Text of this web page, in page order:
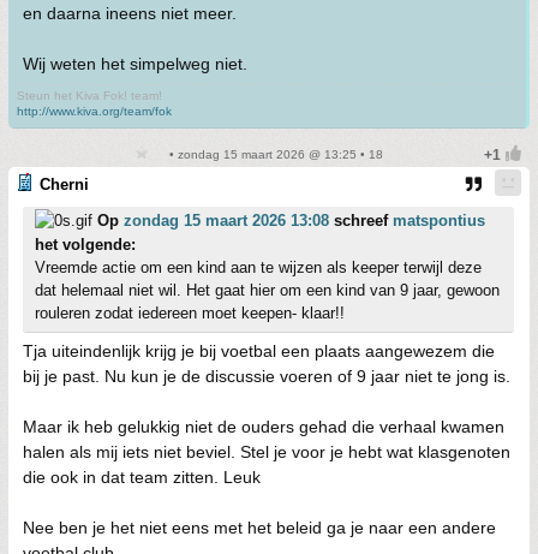
en daarna ineens niet meer.
Wij weten het simpelweg niet.
Steun het Kiva Fok! team!
http://www.kiva.org/team/fok
• zondag 15 maart 2026 @ 13:25 • 18
Cherni
Op zondag 15 maart 2026 13:08 schreef matspontius
het volgende:
Vreemde actie om een kind aan te wijzen als keeper terwijl deze
dat helemaal niet wil. Het gaat hier om een kind van 9 jaar, gewoon
rouleren zodat iedereen moet keepen- klaar!!
Tja uiteindenlijk krijg je bij voetbal een plaats aangewezem die
bij je past. Nu kun je de discussie voeren of 9 jaar niet te jong is.
Maar ik heb gelukkig niet de ouders gehad die verhaal kwamen
halen als mij iets niet beviel. Stel je voor je hebt wat klasgenoten
die ook in dat team zitten. Leuk
Nee ben je het niet eens met het beleid ga je naar een andere